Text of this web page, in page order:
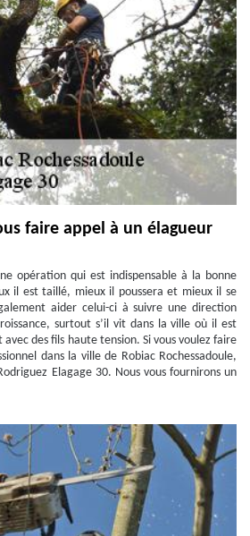
faire appel à un élagueur
opération qui est indispensable à la bonne
il est taillé, mieux il poussera et mieux il se
aider celui-ci à suivre une direction
surtout s’il vit dans la ville où il est
avec des fils haute tension. Si vous voulez faire
dans la ville de Robiac Rochessadoule,
Elagage 30. Nous vous fournirons un